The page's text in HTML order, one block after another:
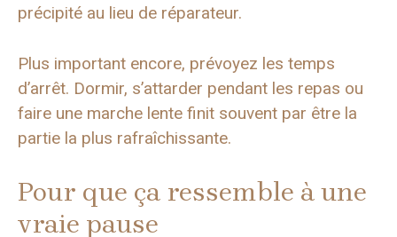
précipité au lieu de réparateur.
Plus important encore, prévoyez les temps
d’arrêt. Dormir, s’attarder pendant les repas ou
faire une marche lente finit souvent par être la
partie la plus rafraîchissante.
Pour que ça ressemble à une
vraie pause